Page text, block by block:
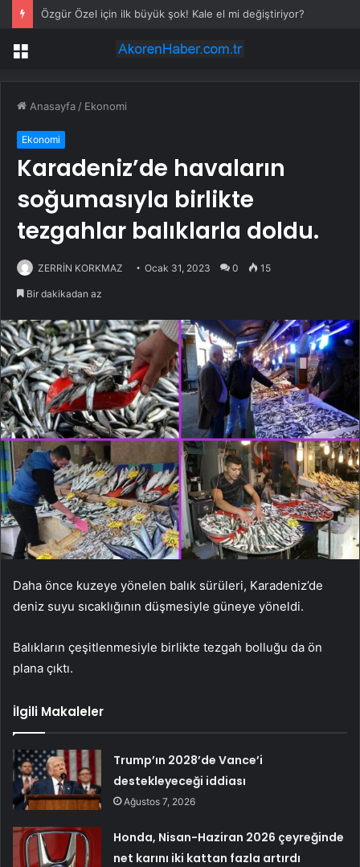
Özgür Özel için ilk büyük şok! Kale el mi değiştiriyor?
Menü
Anasayfa / Ekonomi
Ekonomi
Karadeniz’de havaların
soğumasıyla birlikte
tezgahlar balıklarla doldu.
ZERRİN KORKMAZ Ocak 31, 2023 0 15
Bir dakikadan az
Daha önce kuzeye yönelen balık sürüleri, Karadeniz’de
deniz suyu sıcaklığının düşmesiyle güneye yöneldi.
Balıkların çeşitlenmesiyle birlikte tezgah bolluğu da ön
plana çıktı.
İlgili Makaleler
Trump’ın 2028’de Vance’i
destekleyeceği iddiası
Ağustos 7, 2026
Honda, Nisan-Haziran 2026 çeyreğinde
net karını iki kattan fazla artırdı